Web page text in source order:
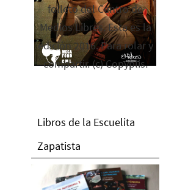
folleto del Centro de
Medios Libres. Esta es la
edición 2016. Para rolar y
compartir. (c) Copyplis.
Libros de la Escuelita
Zapatista